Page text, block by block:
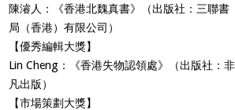
陳濬人：《香港北魏真書》
（出版社：三聯書
局（香港）有限公司）
【優秀編輯大獎】
Lin Cheng：《香港失物認領處》
（出版社：非
凡出版）
【市場策劃大獎】